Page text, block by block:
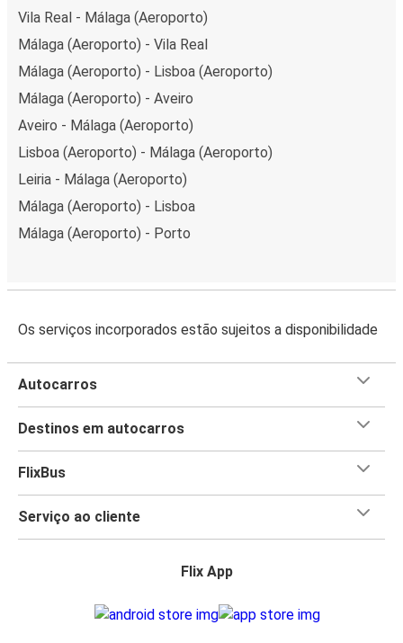
Vila Real - Málaga (Aeroporto)
Málaga (Aeroporto) - Vila Real
Málaga (Aeroporto) - Lisboa (Aeroporto)
Málaga (Aeroporto) - Aveiro
Aveiro - Málaga (Aeroporto)
Lisboa (Aeroporto) - Málaga (Aeroporto)
Leiria - Málaga (Aeroporto)
Málaga (Aeroporto) - Lisboa
Málaga (Aeroporto) - Porto
Os serviços incorporados estão sujeitos a disponibilidade
Autocarros
Destinos em autocarros
FlixBus
Serviço ao cliente
Flix App